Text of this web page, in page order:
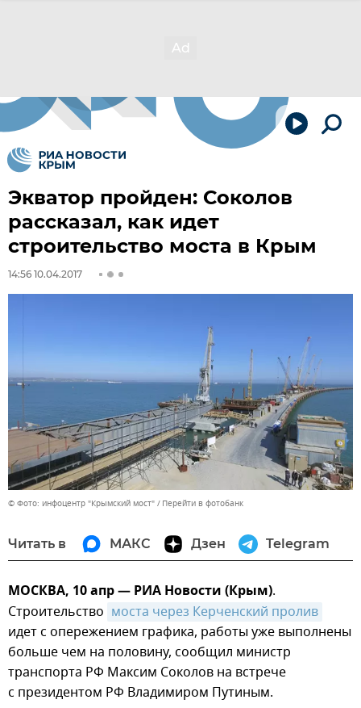
Экватор пройден: Соколов
рассказал, как идет
строительство моста в Крым
14:56 10.04.2017
© Фото: инфоцентр "Крымский мост" Перейти в фотобанк
Читать в МАКС Дзен Telegram
МОСКВА, 10 апр — РИА Новости (Крым).
Строительство моста через Керченский пролив
идет с опережением графика, работы уже выполнены
больше чем на половину, сообщил министр
транспорта РФ Максим Соколов на встрече
с президентом РФ Владимиром Путиным.